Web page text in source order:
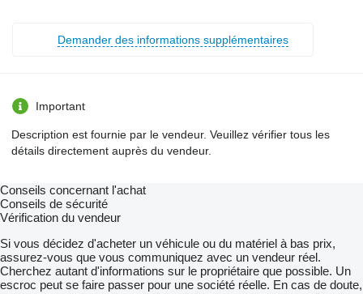
Demander des informations supplémentaires
Important
Description est fournie par le vendeur. Veuillez vérifier tous les
détails directement auprès du vendeur.
Conseils concernant l'achat
Conseils de sécurité
Vérification du vendeur
Si vous décidez d'acheter un véhicule ou du matériel à bas prix,
assurez-vous que vous communiquez avec un vendeur réel.
Cherchez autant d'informations sur le propriétaire que possible. Un
escroc peut se faire passer pour une société réelle. En cas de doute,